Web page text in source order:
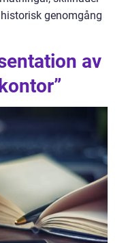
genomgång
av